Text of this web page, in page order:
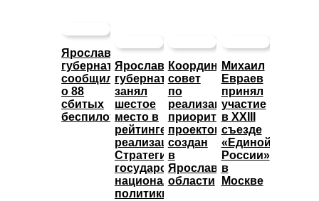
Ярославский
губернатор
сообщил
о 88
сбитых
беспилотниках
Ярославский
губернатор
занял
шестое
место в
рейтинге
реализации
Стратегии
государственной
национальной
политики
Координационный
совет
по
реализации
приоритетных
проектов
создан
в
Ярославской
области
Михаил
Евраев
принял
участие
в XXIII
съезде
«Единой
России»
в
Москве